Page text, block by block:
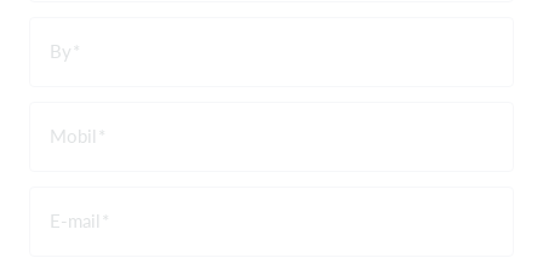
By
Mobil
E-mail